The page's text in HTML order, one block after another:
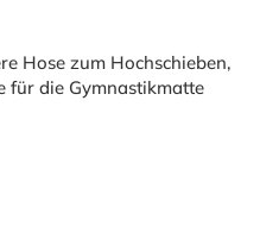
Hose zum Hochschieben,
für die Gymnastikmatte